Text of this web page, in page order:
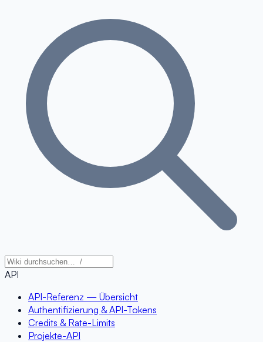
API
API-Referenz — Übersicht
Authentifizierung & API-Tokens
Credits & Rate-Limits
Projekte-API